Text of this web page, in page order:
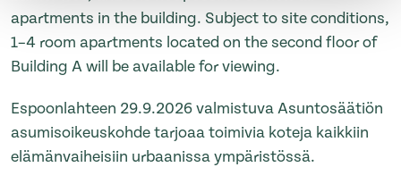
apartments in the building. Subject to site conditions,
1–4 room apartments located on the second floor of
Building A will be available for viewing.
Espoonlahteen 29.9.2026 valmistuva Asuntosäätiön
asumisoikeuskohde tarjoaa toimivia koteja kaikkiin
elämänvaiheisiin urbaanissa ympäristössä.